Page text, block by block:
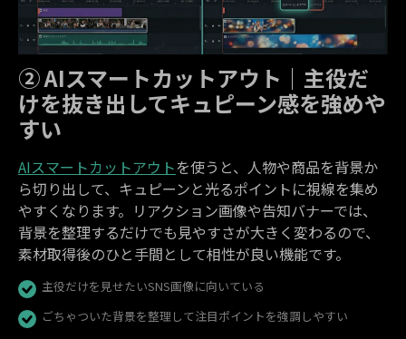
② AIスマートカットアウト｜主役だ
けを抜き出してキュピーン感を強めや
すい
AIスマートカットアウトを使うと、人物や商品を背景か
ら切り出して、キュピーンと光るポイントに視線を集め
やすくなります。リアクション画像や告知バナーでは、
背景を整理するだけでも見やすさが大きく変わるので、
素材取得後のひと手間として相性が良い機能です。
主役だけを見せたいSNS画像に向いている
ごちゃついた背景を整理して注目ポイントを強調しやすい